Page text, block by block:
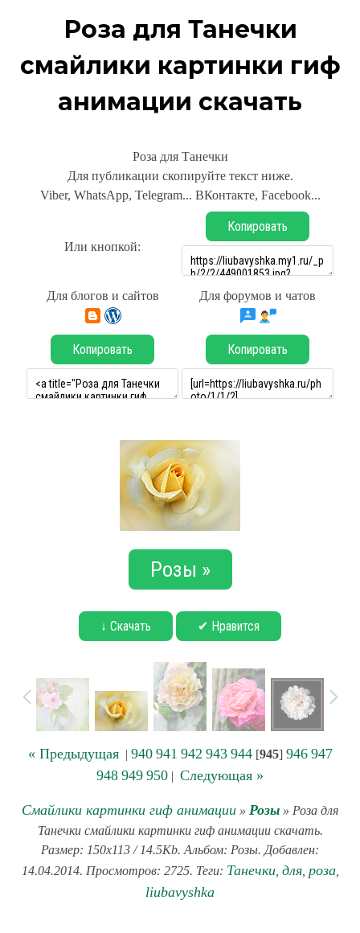
Роза для Танечки
смайлики картинки гиф
анимации скачать
Роза для Танечки
Для публикации скопируйте текст ниже.
Viber, WhatsApp, Telegram... ВКонтакте, Facebook...
Или кнопкой:
Копировать
Для блогов и сайтов Для форумов и чатов
Копировать Копировать
Розы »
↓ Скачать ✔ Нравится
« Предыдущая| 940 941 942 943 944[945] 946 947
948 949 950 | Следующая »
Смайлики картинки гиф анимации » Розы » Роза для
Танечки смайлики картинки гиф анимации скачать.
Размер: 150x113 / 14.5Kb. Альбом: Розы. Добавлен:
14.04.2014. Просмотров: 2725. Теги: Танечки, для, роза,
liubavyshka